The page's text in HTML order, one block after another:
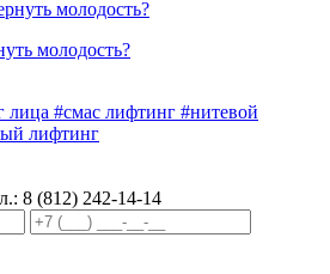
молодость?
лица #смас лифтинг #нитевой
лифтинг
8 (812) 242-14-14